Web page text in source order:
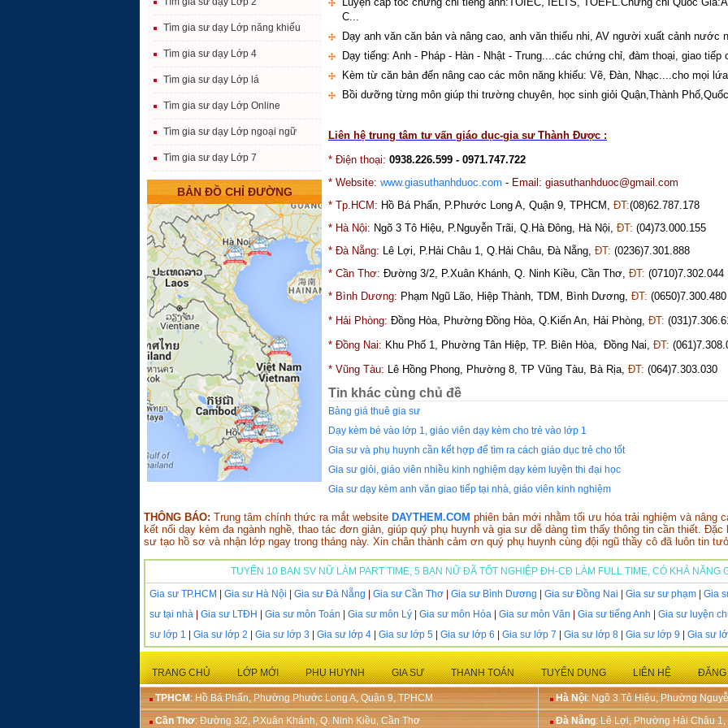
Tìm gia sư dạy Lớp năng khiếu
Tìm gia sư dạy Lớp 4
Tìm gia sư dạy Lớp lá
Tìm gia sư dạy Lớp Online
Tìm gia sư dạy Lớp ngoại ngữ
Tìm gia sư dạy Lớp 7
BẢN ĐỒ CHỈ ĐƯỜNG
C...
Dạy anh văn căn bản và nâng cao, anh văn thiếu nhi, AV người xuất cảnh nước
Dạy tiếng: Anh - Pháp - Hàn - Nhật - Trung....các chứng chỉ, đàm thoại, giao tiếp
Kèm từ căn bản đến nâng cao các môn năng khiếu: Vẽ, Đàn, Nhạc....cho mọi lứa
Bồi dưỡng từng môn giúp thi trường chuyên, học sinh giỏi Quận,Thành Phố,Quốc
Liên hệ trung tâm tư vấn giáo dục-gia sư Thành Được :
* Điện thoại: 0938.226.599 - 0971.747.722
* Website: www.giasuthanhduoc.com - Email: giasuthanhduoc@gmail.com
* Tp.HCM: Hồ Bá Phấn, P.Phước Long A, Quận 9, TPHCM, ĐT:(08)62.787.178
* Hà Nội: Ngõ 3 Tô Hiệu, P.Nguyễn Trãi, Q.Hà Đông, Hà Nội, ĐT: (04)73.000.155
* Đà Nẵng: Lê Lợi, P.Hải Châu 1, Q.Hải Châu, Đà Nẵng, ĐT: (0236)7.301.888
* Cần Thơ: Đường 3/2, P.Xuân Khánh, Q. Ninh Kiều, Cần Thơ, ĐT: (0710)7.302.044
* Bình Dương: Phạm Ngũ Lão, Hiệp Thành, TDM , Bình Dương, ĐT: (0650)7.300.480
* Hải Phòng: Đồng Hòa, Phường Đồng Hòa, Q.Kiến An, Hải Phòng, ĐT:
* Đồng Nai: Khu Phố 1, Phường Tân Hiệp, TP. Biên Hòa, Đồng Nai, ĐT:
* Vũng Tàu: Lê Hồng Phong, Phường 8, TP Vũng Tàu, Bà Rịa, ĐT: (064)7.303.030
Tin khác cùng chủ đề
Bảng giá thuê gia sư
Dạy kèm bé vào lớp 1, giáo viên dạy kèm cho trẻ vào lớp 1
Gia sư và phụ huynh cần kết hợp để tìm ra cách giáo dục trẻ cho tốt
Gia sư giỏi, giáo viên nhiều kinh nghiệm dạy kèm luyện thi đại học
Gia sư dạy kèm anh văn giao tiếp tại nhà, giáo viên kinh nghiệm
THÔNG BÁO: Trung tâm chính thức ra mắt website DAYTHEM.COM phiên bản mới nhằm tối ưu hóa trải nghiệm và nâng
kết nối dạy kèm đa ngành nghề, thao tác đơn giản, giúp quý phụ huynh và gia sư dễ dàng tìm thấy thông tin cần thiết.
sư tạo hồ sơ và nhận lớp ngay trong tháng này. Xin chân thành cảm ơn quý phụ huynh cùng đội ngũ thầy cô đã luôn tin
TUYỂN 10 BẠN SV NỮ LÀM PART TIME, 5 BẠN NỮ ĐÃ TỐT NGHIỆP ĐH-CĐ LÀM FULL TIME, CÓ KHẢ NĂNG
Gia sư TP.HCM
Gia sư Hà Nội Gia sư Đà Nẵng Gia sư Cần Thơ Gia sư Bình Dương Gia sư Đồng Nai Gia sư sư phạm Gia
sư tại nhà
Gia sư LTĐH Gia sư môn Toán Gia sư môn Lý Gia sư môn Hóa Gia sư môn Văn Gia sư tiếng Anh Gia sư luyện
sư lớp 1
Gia sư lớp 2 Gia sư lớp 3 Gia sư lớp 4 Gia sư lớp 5 Gia sư lớp 6 Gia sư lớp 7 Gia sư lớp 8 Gia sư lớp 9 Gia sư
TRANG CHỦ LỚP MỚI PHỤ HUYNH GIA SƯ THANH TOÁN TUYỂN DỤNG LIÊN HỆ ĐĂNG
TPHCM : Hồ Bá Phấn, Phường Phước Long A, Quận 9, TPHCM Hà Nội: Ngõ 3 Tô Hiệu, Phường
Cần Thơ: Đường 3/2, P.Xuân Khánh, Q. Ninh Kiều, Cần Thơ Đà Nẵng: Lê Lợi, Phường Hải Châu